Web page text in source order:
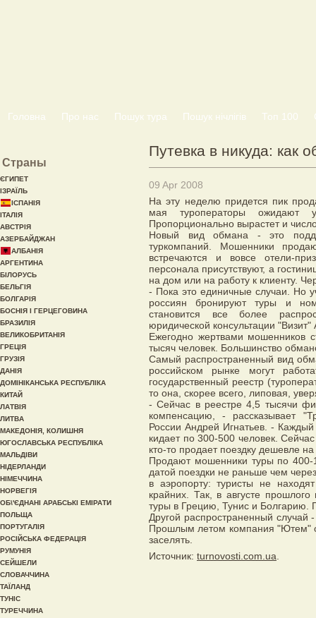
Головна Про нас Пошук тура Пошук нічлігів Топ 100
Путевка в никуда: как
09 Apr 2008
На эту неделю придется пик
мая туроператоры ожидают
Пропорционально вырастет и
Новый вид обмана - это
туркомпаний. Мошенники
встречаются и вовсе отели-
персонала присутствуют, а
на дом или на работу к клиенту.
- Пока это единичные случаи. Но
россиян бронируют туры и
становится все более
юридической консультации
Ежегодно жертвами мошенников
тысяч человек. Большинство
Самый распространенный вид
российском рынке могут
государственный реестр
то она, скорее всего, липовая,
- Сейчас в реестре 4,5 тысячи
компенсацию, - рассказывает
России Андрей Игнатьев. -
кидает по 300-500 человек.
кто-то продает поездку дешевле
Продают мошенники туры по
датой поездки не раньше чем
в аэропорту: туристы не
крайних. Так, в августе
туры в Грецию, Тунис и Болгарию.
Другой распространенный случай
Прошлым летом компания "Ютем"
заселять.
Источник: turnovosti.com.ua
Страны
ЄГИПЕТ
ІЗРАЇЛЬ
ІСПАНІЯ
ІТАЛІЯ
АВСТРІЯ
АЗЕРБАЙДЖАН
АЛБАНІЯ
АРГЕНТИНА
БІЛОРУСЬ
БЕЛЬГІЯ
БОЛГАРІЯ
БОСНІЯ І ГЕРЦЕГОВИНА
БРАЗИЛІЯ
ВЕЛИКОБРИТАНІЯ
ГРЕЦІЯ
ГРУЗІЯ
ДАНІЯ
ДОМІНІКАНСЬКА РЕСПУБЛІКА
КИТАЙ
ЛАТВІЯ
ЛИТВА
МАКЕДОНІЯ, КОЛИШНЯ
ЮГОСЛАВСЬКА РЕСПУБЛІКА
МАЛЬДІВИ
НІДЕРЛАНДИ
НІМЕЧЧИНА
НОРВЕГІЯ
ОБ\'ЄДНАНІ АРАБСЬКІ ЕМІРАТИ
ПОЛЬЩА
ПОРТУГАЛІЯ
РОСІЙСЬКА ФЕДЕРАЦІЯ
РУМУНІЯ
СЕЙШЕЛИ
СЛОВАЧЧИНА
ТАЇЛАНД
ТУНІС
ТУРЕЧЧИНА